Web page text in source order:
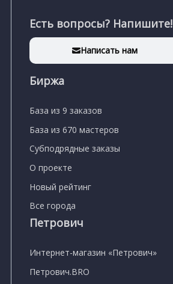
Есть вопросы? Напишите!
Написать нам
Биржа
База из 9 заказов
База из 670 мастеров
Субподрядные заказы
О проекте
Новый рейтинг
Все города
Петрович
Интернет-магазин «Петрович»
Петрович.BRO